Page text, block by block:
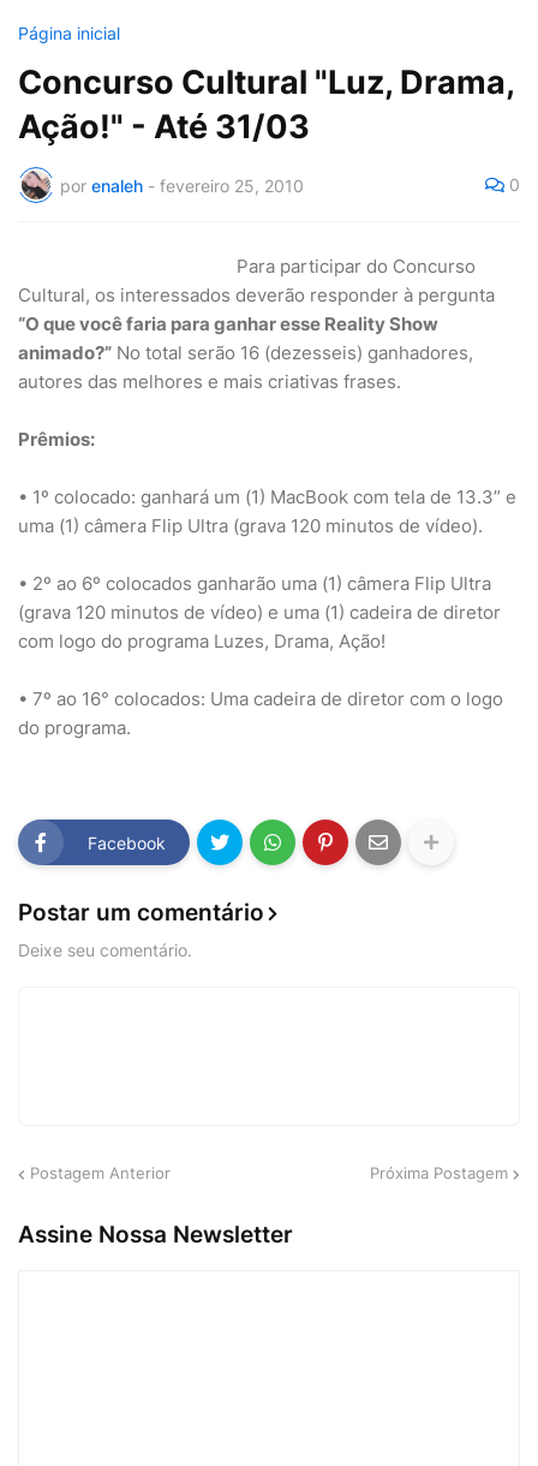
Página inicial
Concurso Cultural "Luz, Drama,
Ação!" - Até 31/03
por enaleh - fevereiro 25, 2010 0
Para participar do Concurso
Cultural, os interessados deverão responder à pergunta
“O que você faria para ganhar esse Reality Show
animado?” No total serão 16 (dezesseis) ganhadores,
autores das melhores e mais criativas frases.
Prêmios:
• 1º colocado: ganhará um (1) MacBook com tela de 13.3” e
uma (1) câmera Flip Ultra (grava 120 minutos de vídeo).
• 2º ao 6º colocados ganharão uma (1) câmera Flip Ultra
(grava 120 minutos de vídeo) e uma (1) cadeira de diretor
com logo do programa Luzes, Drama, Ação!
• 7º ao 16° colocados: Uma cadeira de diretor com o logo
do programa.
Facebook
Postar um comentário
Deixe seu comentário.
Postagem Anterior Próxima Postagem
Assine Nossa Newsletter